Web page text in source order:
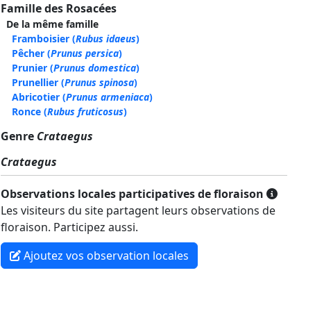
Famille des Rosacées
De la même famille
Framboisier(Rubus idaeus)
Pêcher(Prunus persica)
Prunier(Prunus domestica)
Prunellier(Prunus spinosa)
Abricotier(Prunus armeniaca)
Ronce(Rubus fruticosus)
Genre Crataegus
Crataegus
Observations locales participatives de floraison
Les visiteurs du site partagent leurs observations de
floraison. Participez aussi.
Ajoutez vos observation locales